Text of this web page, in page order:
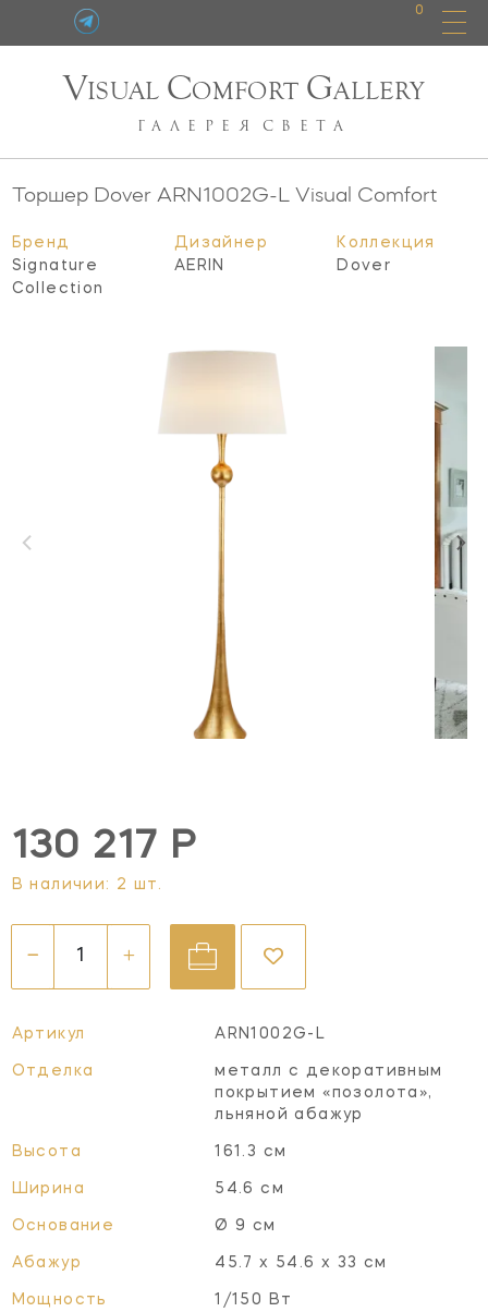
0
VISUAL COMFORT GALLERY
ГАЛЕРЕЯ СВЕТА
Торшер Dover ARN1002G-L Visual Comfort
Бренд
Signature
Collection
Дизайнер
AERIN
Коллекция
Dover
130 217 Р
В наличии: 2 шт.
Артикул ARN1002G-L
Отделка
металл с декоративным
покрытием «позолота»,
льняной абажур
Высота 161.3 см
Ширина 54.6 см
Основание Ø 9 см
Абажур 45.7 х 54.6 х 33 см
Мощность 1/150 Вт